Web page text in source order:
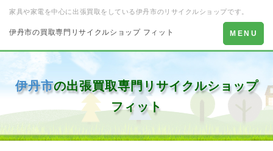
家具や家電を中心に出張買取をしている伊丹市のリサイクルショップです。
伊丹市の買取専門リサイクルショップ フィット
Toggle
navigation
MENU
伊丹市の出張買取専門リサイクルショップ
フィット